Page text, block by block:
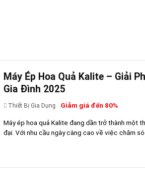
Máy Ép Hoa Quả Kalite – Giải
Gia Đình 2025
Thiết Bị Gia Dụng Giảm giá đến 80%
Máy ép hoa quả Kalite đang dần trở thành một
đại. Với nhu cầu ngày càng cao về việc chăm